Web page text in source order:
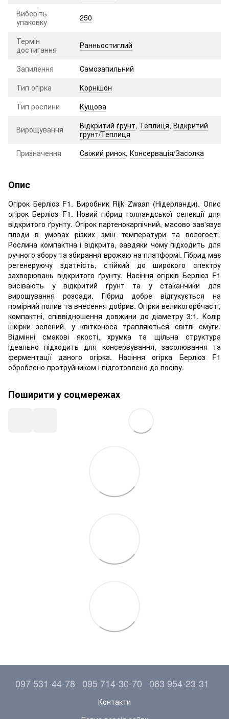
Виберіть
упаковку
250
Термін
достигання
Ранньостиглий
Запилення
Самозапильний
Тип огірка
Корнішон
Тип рослини
Кущова
Вирощування Відкритий ґрунт, Теплиця, Відкритий
ґрунт/Теплиця
Призначення
Свіжий ринок, Консервація/Засолка
Опис
Огірок Берліоз F1. Виробник Rijk Zwaan (Нідерланди). Опис
огірок Берліоз F1. Новий гібрид голландської селекції для
відкритого ґрунту. Огірок партенокарпічний, масово зав'язує
плоди в умовах різких змін температури та вологості.
Рослина компактна і відкрита, завдяки чому підходить для
ручного збору та збирання врожаю на платформі. Гібрид має
регенеруючу здатність, стійкий до широкого спектру
захворювань відкритого ґрунту. Насіння огірків Берліоз F1
висівають у відкритий ґрунт та у стаканчики для
вирощування розсади. Гібрид добре відгукується на
помірний полив та внесення добрив. Огірки великогорбчасті,
компактні, співвідношення довжини до діаметру 3:1. Колір
шкірки зелений, у квітконоса трапляються світлі смуги.
Відмінні смакові якості, хрумка та щільна структура
ідеально підходить для консервування, засолювання та
ферментації даного огірка. Насіння огірка Берліоз F1
оброблено протруйником і підготовлено до посіву.
Поширити у соцмережах
097 531-44-78 095 714-30-70 063 954-23-31
Контакти